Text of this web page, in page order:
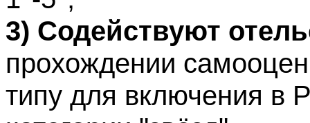
3) Содействуют
прохождении
типу для включения в